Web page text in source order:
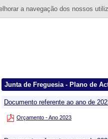
a navegação dos nossos
Junta de Freguesia - Plano de
Documento referente ao ano de
Orçamento - Ano 2023